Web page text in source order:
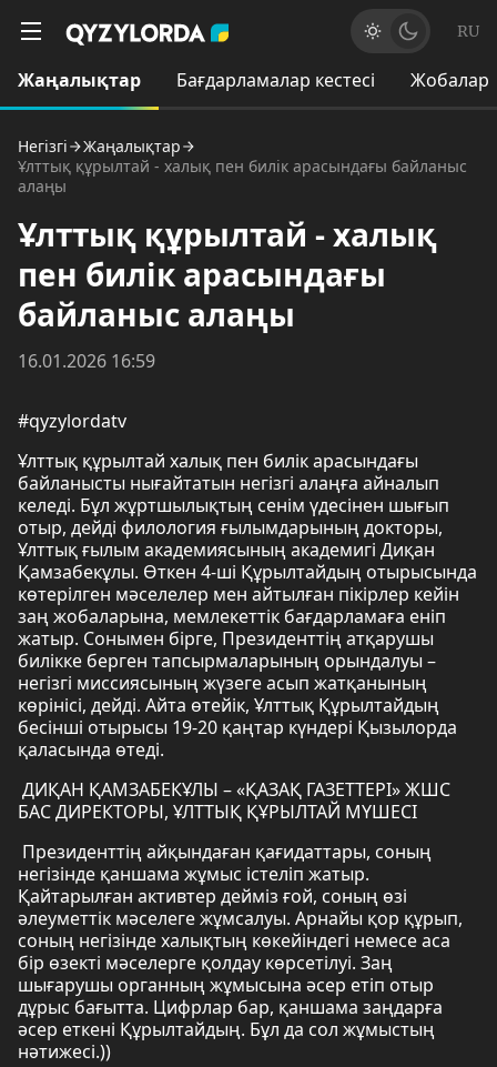
RU
Жаңалықтар Бағдарламалар кестесі Жобалар
Негізгі
Жаңалықтар
Ұлттық құрылтай - халық пен билік арасындағы байланыс
алаңы
Ұлттық құрылтай - халық
пен билік арасындағы
байланыс алаңы
16.01.2026 16:59
#qyzylordatv
Ұлттық құрылтай халық пен билік арасындағы
байланысты нығайтатын негізгі алаңға айналып
келеді. Бұл жұртшылықтың сенім үдесінен шығып
отыр, дейді филология ғылымдарының докторы,
Ұлттық ғылым академиясының академигі Диқан
Қамзабекұлы. Өткен 4-ші Құрылтайдың отырысында
көтерілген мәселелер мен айтылған пікірлер кейін
заң жобаларына, мемлекеттік бағдарламаға еніп
жатыр. Сонымен бірге, Президенттің атқарушы
билікке берген тапсырмаларының орындалуы –
негізгі миссиясының жүзеге асып жатқанының
көрінісі, дейді. Айта өтейік, Ұлттық Құрылтайдың
бесінші отырысы 19-20 қаңтар күндері Қызылорда
қаласында өтеді.
ДИҚАН ҚАМЗАБЕКҰЛЫ – «ҚАЗАҚ ГАЗЕТТЕРІ» ЖШС
БАС ДИРЕКТОРЫ, ҰЛТТЫҚ ҚҰРЫЛТАЙ МҮШЕСІ
Президенттің айқындаған қағидаттары, соның
негізінде қаншама жұмыс істеліп жатыр.
Қайтарылған активтер дейміз ғой, соның өзі
әлеуметтік мәселеге жұмсалуы. Арнайы қор құрып,
соның негізінде халықтың көкейіндегі немесе аса
бір өзекті мәселерге қолдау көрсетілуі. Заң
шығарушы органның жұмысына әсер етіп отыр
дұрыс бағытта. Цифрлар бар, қаншама заңдарға
әсер еткені Құрылтайдың. Бұл да сол жұмыстың
нәтижесі.))